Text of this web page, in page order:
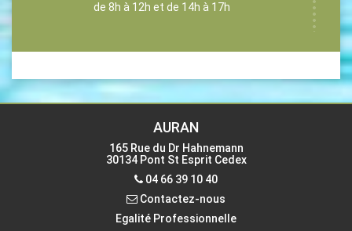
de 8h à 12h et de 14h à 17h
165 Rue du Dr Hahnemann
04 66 39 10 40 -Fax
Contactez-nous
AURAN
165 Rue du Dr Hahnemann
30134 Pont St Esprit Cedex
04 66 39 10 40
Contactez-nous
Egalité Professionnelle